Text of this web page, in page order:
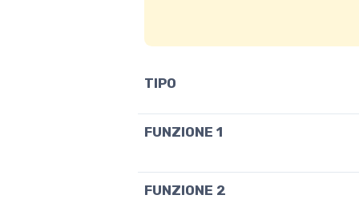
TIPO
FUNZIONE 1
FUNZIONE 2